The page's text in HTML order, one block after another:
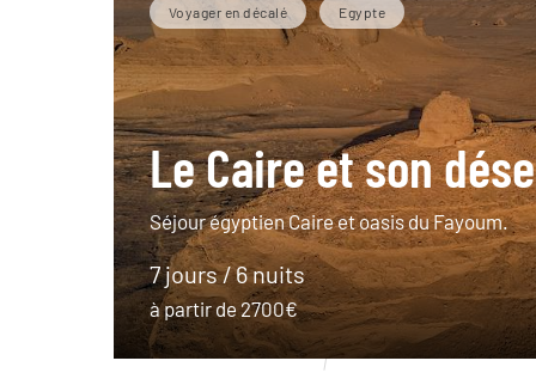
Voyager en décalé Egypte
Le Caire et son
Séjour égyptien Caire et oasis du Fayoum.
7 jours / 6 nuits
à partir de 2700€